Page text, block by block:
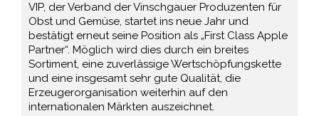
VIP, der Verband der Vinschgauer Produzenten für
Obst und Gemüse, startet ins neue Jahr und
bestätigt erneut seine Position als „First Class Apple
Partner“. Möglich wird dies durch ein breites
Sortiment, eine zuverlässige Wertschöpfungskette
und eine insgesamt sehr gute Qualität, die
Erzeugerorganisation weiterhin auf den
internationalen Märkten auszeichnet.